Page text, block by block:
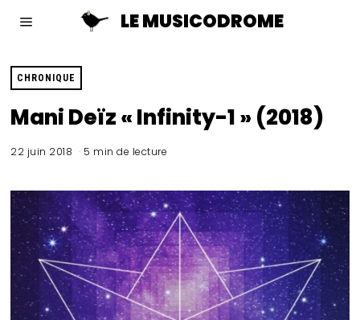
LE MUSICODROME
CHRONIQUE
Mani Deïz « Infinity-1 » (2018)
22 juin 2018 5 min de lecture